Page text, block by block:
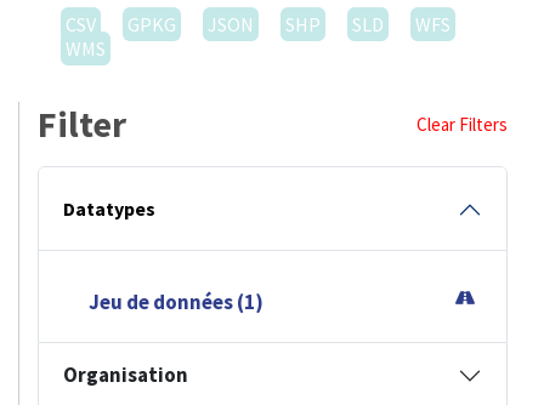
CSV
GPKG JSON SHP SLD
WFS
WMS
Filter Clear Filters
Datatypes
Jeu de données (1)
Organisation